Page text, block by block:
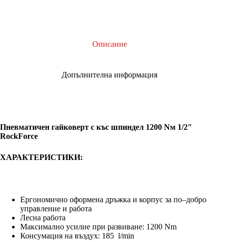
Описание
Допълнителна информация
Пневматичен гайковерт с къс шпиндел 1200 Nм 1/2″
RockForce
ХАРАКТЕРИСТИКИ:
Ергономично оформена дръжка и корпус за по–добро
управление и работа
Лесна работа
Максимално усилие при развиване: 1200 Nm
Консумация на въздух: 185 l/min